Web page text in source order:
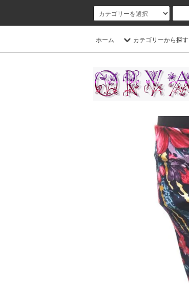
ホーム カテゴリーから探す